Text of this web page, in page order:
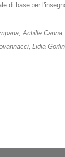
di base per
Achille Canna,
Lidia Gorlin,